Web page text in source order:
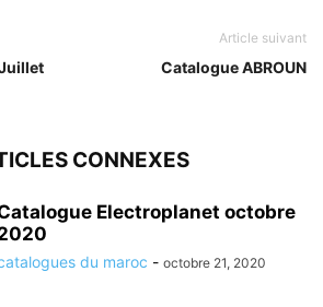
Article suivant
Catalogue ABROUN
CONNEXES
Electroplanet octobre
du maroc - octobre 21, 2020